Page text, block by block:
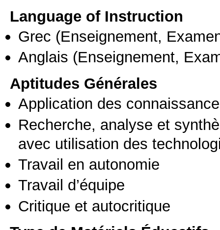
Language of Instruction
Grec (Enseignement,
Anglais (Enseignement,
Aptitudes Générales
Application des
Recherche, analyse et
avec utilisation des
Travail en autonomie
Travail d’équipe
Critique et autocritique